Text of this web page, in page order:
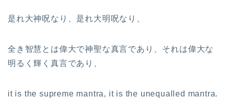
是れ大神呪なり、是れ大明呪なり、
全き智慧とは偉大で神聖な真言であり、それは偉大な
明るく輝く真言であり、
it is the supreme mantra, it is the unequalled mantra.